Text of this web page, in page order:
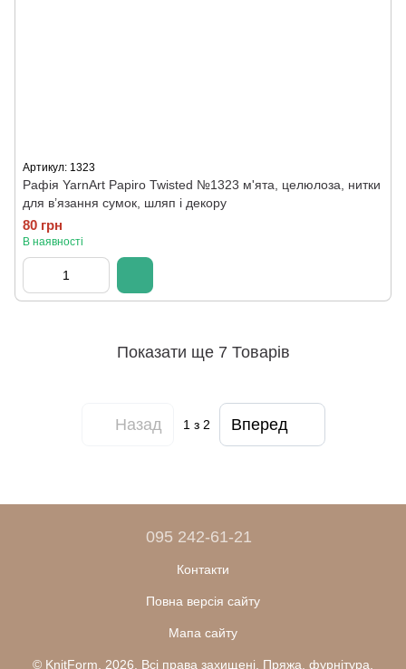
Артикул: 1323
Рафія YarnArt Papiro Twisted №1323 м'ята, целюлоза, нитки
для в’язання сумок, шляп і декору
80 грн
В наявності
Показати ще 7 Товарів
Назад 1 з 2 Вперед
095 242-61-21
Контакти
Повна версія сайту
Мапа сайту
© KnitForm, 2026. Всі права захищені. Пряжа, фурнітура,